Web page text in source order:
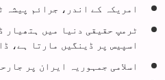
امریکہ کے اندر، جرائم پیشہ
ٹرمپ حقیقی دنیا میں ہتھیار
اسپیس پر ڈینگیں مارتا ہے،
اسلامی جمہوریہ ایران پر